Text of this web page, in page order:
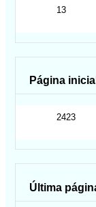
13
Página inicial
2423
Última